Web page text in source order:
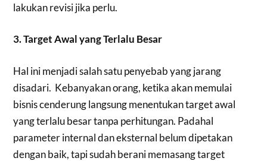
lakukan revisi jika perlu.
3. Target Awal yang Terlalu Besar
Hal ini menjadi salah satu penyebab yang jarang
disadari. Kebanyakan orang, ketika akan memulai
bisnis cenderung langsung menentukan target awal
yang terlalu besar tanpa perhitungan. Padahal
parameter internal dan eksternal belum dipetakan
dengan baik, tapi sudah berani memasang target